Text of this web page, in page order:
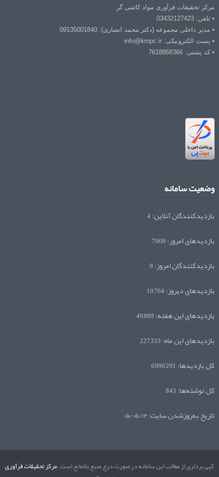
مرکز تحقیقات فرآوری مواد کاشی گر
• تلفن: 03432127423
• مدیر داخلی مجموعه (دکتر محمد انصاری): 09135001840
• پست الکترونیکی: info@kmpc.ir
• کد پستی: 7618868366
وضعیت سامانه
بازدیدکنندگان آنلاین:4
بازدیدهای امروز:7,008
بازدیدکنندگان امروز:9
بازدیدهای دیروز:10,764
بازدیدهای این هفته:49,889
بازدیدهای این ماه:227,333
کل بازدیدها:6,996,291
کل نوشته‌ها:843
تاریخ به‌روزشدن سایت:۰۵/۰۵/۱۲
کپی برداری از مطالب این سامانه در صورت درج منبع بلامانع است.مرکز تحقیقات فرآوری